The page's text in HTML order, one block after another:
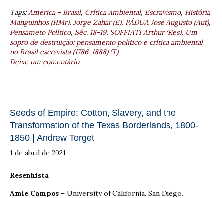
Tags:América – Brasil, Crítica Ambiental, Escravismo, História
Manguinhos (HMr), Jorge Zahar (E), PÁDUA José Augusto (Aut),
Pensameto Político, Séc. 18-19, SOFFIATI Arthur (Res), Um
sopro de destruição: pensamento político e crítica ambiental
no Brasil escravista (1786-1888) (T)
Deixe um comentário
Seeds of Empire: Cotton, Slavery, and the
Transformation of the Texas Borderlands, 1800-
1850 | Andrew Torget
1 de abril de 2021
Resenhista
Amie Campos – University of California. San Diego.